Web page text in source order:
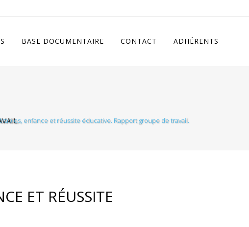
BASE DOCUMENTAIRE CONTACT ADHÉRENTS
enfance et réussite éducative. Rapport groupe de travail.
ET RÉUSSITE